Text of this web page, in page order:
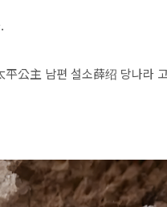
公主 남편 설소薛绍 당나라